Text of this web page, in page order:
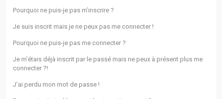
Sujets
réponse
Sujets
actifs
Pourquoi ne puis-je pas m’inscrire ?
Je suis inscrit mais je ne peux pas me connecter !
Pourquoi ne puis-je pas me connecter ?
Je m’étais déjà inscrit par le passé mais ne peux à présent plus me
connecter ?!
J’ai perdu mon mot de passe !